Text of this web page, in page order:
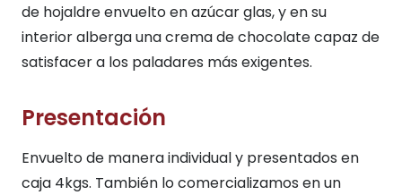
de hojaldre envuelto en azúcar glas, y en su
interior alberga una crema de chocolate capaz de
satisfacer a los paladares más exigentes.
Presentación
Envuelto de manera individual y presentados en
caja 4kgs. También lo comercializamos en un